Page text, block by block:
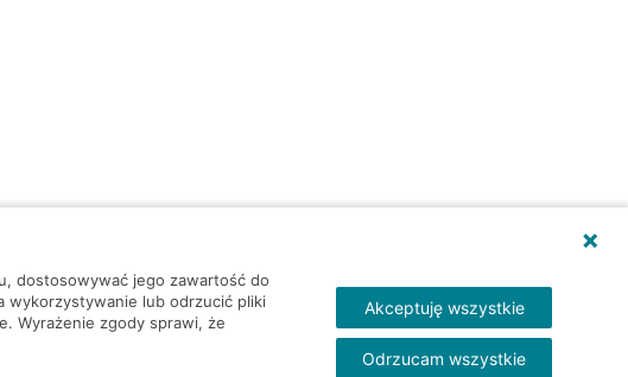
dostosowywać jego zawartość do
wykorzystywanie lub odrzucić pliki
Wyrażenie zgody sprawi, że
Akceptuję wszystkie
Odrzucam wszystkie